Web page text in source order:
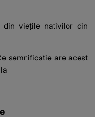
din viețile nativilor din
semnificatie are acest